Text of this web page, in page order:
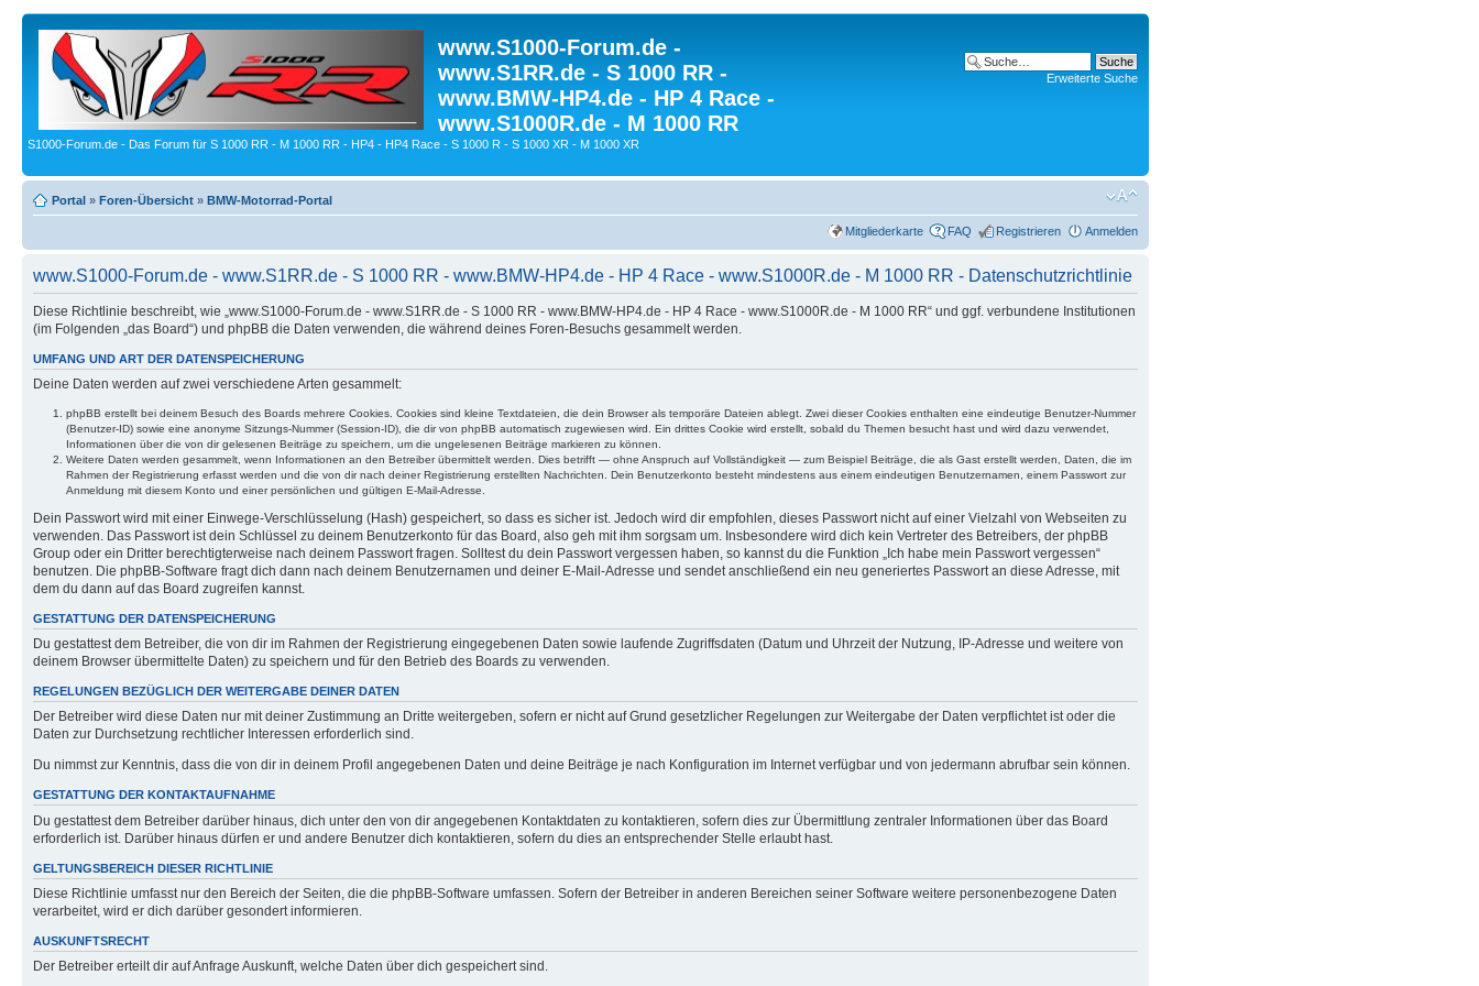
www.S1000-Forum.de -
www.S1RR.de - S 1000 RR -
www.BMW-HP4.de - HP 4 Race -
www.S1000R.de - M 1000 RR
S1000-Forum.de - Das Forum für S 1000 RR - M 1000 RR - HP4 - HP4 Race - S 1000 R - S 1000 XR - M 1000 XR
Erweiterte Suche
Portal » Foren-Übersicht » BMW-Motorrad-Portal
Mitgliederkarte FAQ Registrieren Anmelden
www.S1000-Forum.de - www.S1RR.de - S 1000 RR - www.BMW-HP4.de - HP 4 Race - www.S1000R.de - M 1000 RR - Datenschutzrichtlinie
Diese Richtlinie beschreibt, wie „www.S1000-Forum.de - www.S1RR.de - S 1000 RR - www.BMW-HP4.de - HP 4 Race - www.S1000R.de - M 1000 RR“ und ggf. verbundene Institutionen
(im Folgenden „das Board“) und phpBB die Daten verwenden, die während deines Foren-Besuchs gesammelt werden.
UMFANG UND ART DER DATENSPEICHERUNG
Deine Daten werden auf zwei verschiedene Arten gesammelt:
phpBB erstellt bei deinem Besuch des Boards mehrere Cookies. Cookies sind kleine Textdateien, die dein Browser als temporäre Dateien ablegt. Zwei dieser Cookies enthalten eine eindeutige Benutzer-Nummer
(Benutzer-ID) sowie eine anonyme Sitzungs-Nummer (Session-ID), die dir von phpBB automatisch zugewiesen wird. Ein drittes Cookie wird erstellt, sobald du Themen besucht hast und wird dazu verwendet,
Informationen über die von dir gelesenen Beiträge zu speichern, um die ungelesenen Beiträge markieren zu können.
Weitere Daten werden gesammelt, wenn Informationen an den Betreiber übermittelt werden. Dies betrifft — ohne Anspruch auf Vollständigkeit — zum Beispiel Beiträge, die als Gast erstellt werden, Daten, die im
Rahmen der Registrierung erfasst werden und die von dir nach deiner Registrierung erstellten Nachrichten. Dein Benutzerkonto besteht mindestens aus einem eindeutigen Benutzernamen, einem Passwort zur
Anmeldung mit diesem Konto und einer persönlichen und gültigen E-Mail-Adresse.
Dein Passwort wird mit einer Einwege-Verschlüsselung (Hash) gespeichert, so dass es sicher ist. Jedoch wird dir empfohlen, dieses Passwort nicht auf einer Vielzahl von Webseiten zu
verwenden. Das Passwort ist dein Schlüssel zu deinem Benutzerkonto für das Board, also geh mit ihm sorgsam um. Insbesondere wird dich kein Vertreter des Betreibers, der phpBB
Group oder ein Dritter berechtigterweise nach deinem Passwort fragen. Solltest du dein Passwort vergessen haben, so kannst du die Funktion „Ich habe mein Passwort vergessen“
benutzen. Die phpBB-Software fragt dich dann nach deinem Benutzernamen und deiner E-Mail-Adresse und sendet anschließend ein neu generiertes Passwort an diese Adresse, mit
dem du dann auf das Board zugreifen kannst.
GESTATTUNG DER DATENSPEICHERUNG
Du gestattest dem Betreiber, die von dir im Rahmen der Registrierung eingegebenen Daten sowie laufende Zugriffsdaten (Datum und Uhrzeit der Nutzung, IP-Adresse und weitere von
deinem Browser übermittelte Daten) zu speichern und für den Betrieb des Boards zu verwenden.
REGELUNGEN BEZÜGLICH DER WEITERGABE DEINER DATEN
Der Betreiber wird diese Daten nur mit deiner Zustimmung an Dritte weitergeben, sofern er nicht auf Grund gesetzlicher Regelungen zur Weitergabe der Daten verpflichtet ist oder die
Daten zur Durchsetzung rechtlicher Interessen erforderlich sind.
Du nimmst zur Kenntnis, dass die von dir in deinem Profil angegebenen Daten und deine Beiträge je nach Konfiguration im Internet verfügbar und von jedermann abrufbar sein können.
GESTATTUNG DER KONTAKTAUFNAHME
Du gestattest dem Betreiber darüber hinaus, dich unter den von dir angegebenen Kontaktdaten zu kontaktieren, sofern dies zur Übermittlung zentraler Informationen über das Board
erforderlich ist. Darüber hinaus dürfen er und andere Benutzer dich kontaktieren, sofern du dies an entsprechender Stelle erlaubt hast.
GELTUNGSBEREICH DIESER RICHTLINIE
Diese Richtlinie umfasst nur den Bereich der Seiten, die die phpBB-Software umfassen. Sofern der Betreiber in anderen Bereichen seiner Software weitere personenbezogene Daten
verarbeitet, wird er dich darüber gesondert informieren.
AUSKUNFTSRECHT
Der Betreiber erteilt dir auf Anfrage Auskunft, welche Daten über dich gespeichert sind.